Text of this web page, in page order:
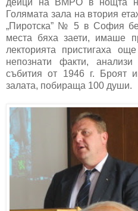
дейци на ВМРО в нощта
Голямата зала на втория
„Пиротска” № 5 в София
места бяха заети, имаше
лекторията пристигаха
непознати факти,
събития от 1946 г. Броят
залата, побираща 100 души.